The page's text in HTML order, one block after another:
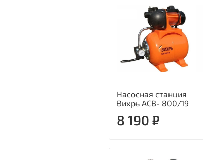
Насосная станция
Вихрь АСВ- 800/19
8 190 ₽